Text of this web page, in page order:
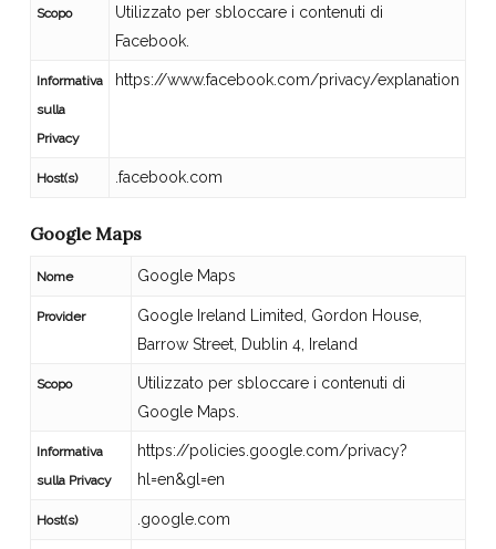
Scopo
Utilizzato per sbloccare i contenuti di
Facebook.
Informativa
sulla
Privacy
https://www.facebook.com/privacy/explanation
Host(s) .facebook.com
Google Maps
Nome Google Maps
Provider
Google Ireland Limited, Gordon House,
Barrow Street, Dublin 4, Ireland
Scopo
Utilizzato per sbloccare i contenuti di
Google Maps.
Informativa
sulla Privacy
https://policies.google.com/privacy?
hl=en&gl=en
Host(s) .google.com